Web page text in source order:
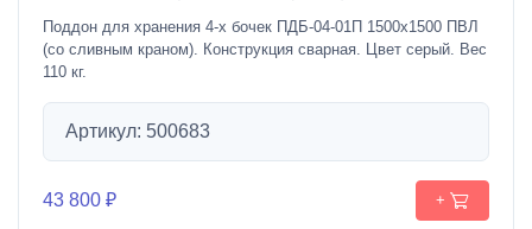
Поддон для хранения 4-х бочек ПДБ-04-01П 1500х1500 ПВЛ
(со сливным краном). Конструкция сварная. Цвет серый. Вес
110 кг.
Артикул: 500683
43 800 ₽ +